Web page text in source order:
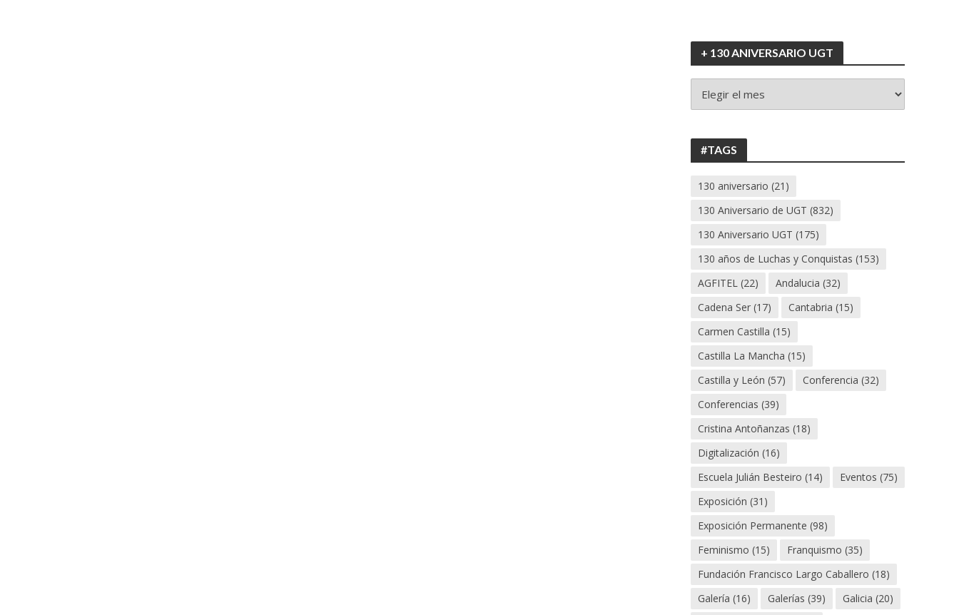
+ 130 ANIVERSARIO UGT
130
#TAGS
130 aniversario (21)
130 Aniversario de UGT (832)
130 Aniversario UGT (175)
130 años de Luchas y Conquistas (153)
AGFITEL (22) Andalucia (32)
Cadena Ser (17) Cantabria (15)
Carmen Castilla (15)
Castilla La Mancha (15)
Castilla y León (57) Conferencia (32)
Conferencias (39)
Cristina Antoñanzas (18)
Digitalización (16)
Escuela Julián Besteiro (14) Eventos (75)
Exposición (31)
Exposición Permanente (98)
Feminismo (15) Franquismo (35)
Fundación Francisco Largo Caballero (18)
Galería (16) Galerías (39) Galicia (20)